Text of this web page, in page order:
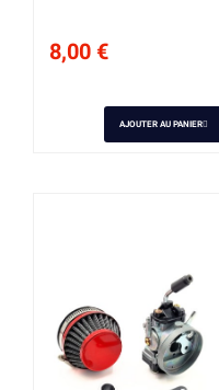
8,00 €
AJOUTER AU PANIER